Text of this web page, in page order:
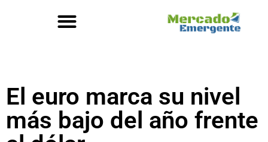
El euro marca su nivel
más bajo del año frente